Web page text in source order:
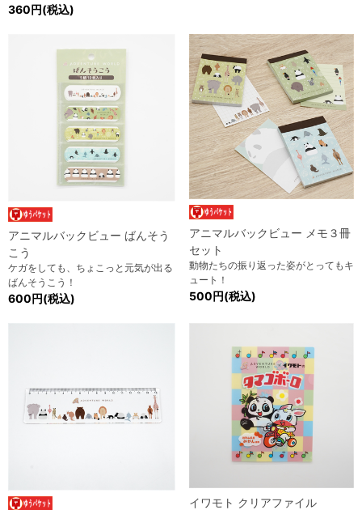
360円(税込)
アニマルバックビュー ばんそう
こう
ケガをしても、ちょこっと元気が出る
ばんそうこう！
600円(税込)
アニマルバックビュー メモ３冊
セット
動物たちの振り返った姿がとってもキ
ュート！
500円(税込)
イワモト クリアファイル